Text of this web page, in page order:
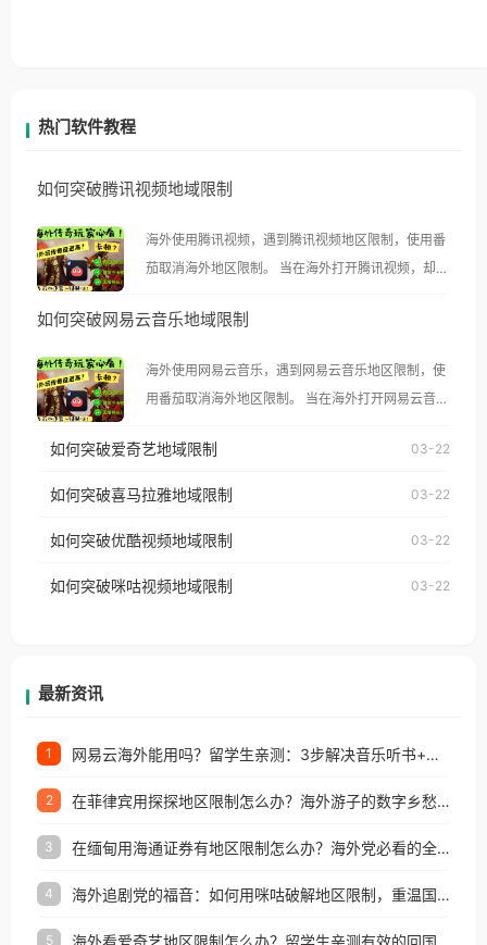
热门软件教程
如何突破腾讯视频地域限制
海外使用腾讯视频，遇到腾讯视频地区限制，使用番
茄取消海外地区限制。 当在海外打开腾讯视频，却突
示语。 海外用户如香港、澳门、台湾、美国、加拿
像其他音乐平台一样，出现地区及版权限制问题，且
仅能在中国大陆地区播放。 遇到这个问题的朋友们，
使用番茄回国加速器，即可解决「海外用户收听腾讯
台湾、美国、加拿大、澳大利亚、欧洲等国家和地区
权限制所困扰。
如何突破网易云音乐地域限制
海外使用网易云音乐，遇到网易云音乐地区限制，使
用番茄取消海外地区限制。 当在海外打开网易云音
播放”的提示语。 海外用户如香港、澳门、台湾、美
国、加拿大、澳大利亚、欧洲等国家和地区时，网易
制问题，且仅能在中国大陆地区播放。 遇到这个问题
户收听网易云音乐地区版权限制」的问题，无论人在
如何突破爱奇艺地域限制 03-22
如何突破喜马拉雅地域限制 03-22
如何突破优酷视频地域限制 03-22
如何突破咪咕视频地域限制 03-22
最新资讯
1 网易云海外能用吗？留学生亲测：3步解决音乐听书+银行视频地区限制
2 在菲律宾用探探地区限制怎么办？海外游子的数字乡愁与破局之道
3 在缅甸用海通证券有地区限制怎么办？海外党必看的全场景回国加速指南
4 海外追剧党的福音：如何用咪咕破解地区限制，重温国内精彩
5